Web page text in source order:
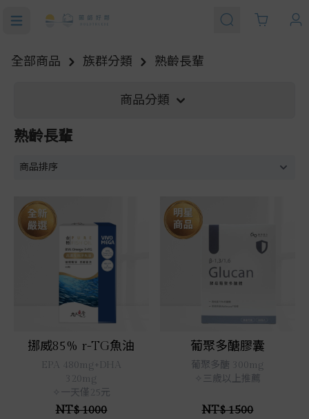
Cart
全部商品 族群分類 熟齡長輩
商品分類
熟齡長輩
立即選購
挪威85% r-TG魚油
EPA 480mg+DHA
320mg
✧一天僅25元
NT$ 1000
立即選購
葡聚多醣膠囊
葡聚多醣 300mg
✧三歲以上推薦
NT$ 1500